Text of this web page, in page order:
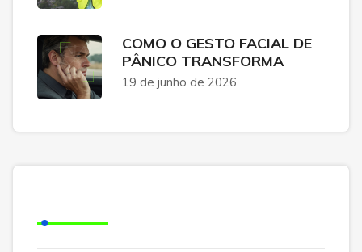
COMO O GESTO FACIAL DE
PÂNICO TRANSFORMA
19 de junho de 2026